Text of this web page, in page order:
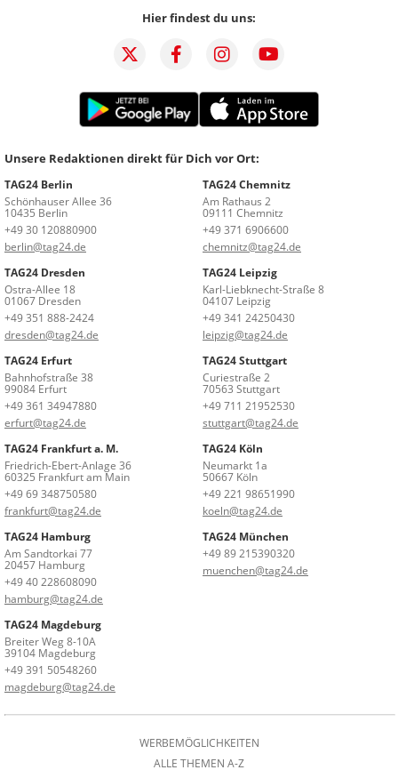
Hier findest du uns:
Unsere Redaktionen direkt für Dich vor Ort:
TAG24 Berlin
Schönhauser Allee 36
10435 Berlin
+49 30 120880900
berlin@tag24.de
TAG24 Chemnitz
Am Rathaus 2
09111 Chemnitz
+49 371 6906600
chemnitz@tag24.de
TAG24 Dresden
Ostra-Allee 18
01067 Dresden
+49 351 888-2424
dresden@tag24.de
TAG24 Leipzig
Karl-Liebknecht-Straße 8
04107 Leipzig
+49 341 24250430
leipzig@tag24.de
TAG24 Erfurt
Bahnhofstraße 38
99084 Erfurt
+49 361 34947880
erfurt@tag24.de
TAG24 Stuttgart
Curiestraße 2
70563 Stuttgart
+49 711 21952530
stuttgart@tag24.de
TAG24 Frankfurt a. M.
Friedrich-Ebert-Anlage 36
60325 Frankfurt am Main
+49 69 348750580
frankfurt@tag24.de
TAG24 Köln
Neumarkt 1a
50667 Köln
+49 221 98651990
koeln@tag24.de
TAG24 Hamburg
Am Sandtorkai 77
20457 Hamburg
+49 40 228608090
hamburg@tag24.de
TAG24 München
+49 89 215390320
muenchen@tag24.de
TAG24 Magdeburg
Breiter Weg 8-10A
39104 Magdeburg
+49 391 50548260
magdeburg@tag24.de
WERBEMÖGLICHKEITEN
ALLE THEMEN A-Z